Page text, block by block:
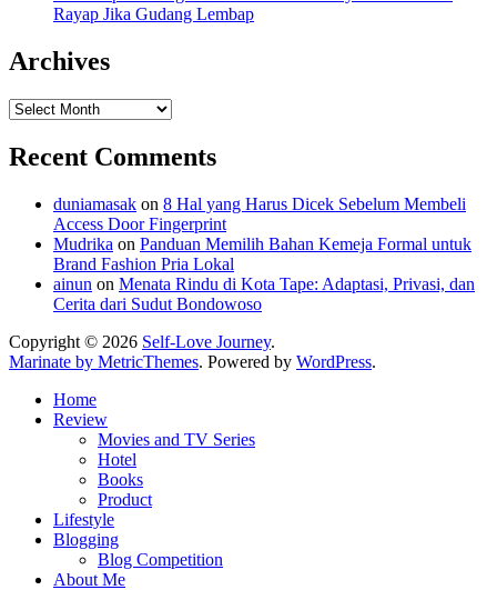
Rayap Jika Gudang Lembap
Archives
Archives
Recent Comments
duniamasak on 8 Hal yang Harus Dicek Sebelum Membeli
Access Door Fingerprint
Mudrika on Panduan Memilih Bahan Kemeja Formal untuk
Brand Fashion Pria Lokal
ainun on Menata Rindu di Kota Tape: Adaptasi, Privasi, dan
Cerita dari Sudut Bondowoso
Copyright © 2026 Self-Love Journey.
Marinate by MetricThemes. Powered by WordPress.
Home
Review
Movies and TV Series
Hotel
Books
Product
Lifestyle
Blogging
Blog Competition
About Me